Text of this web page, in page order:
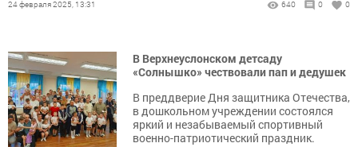
24 февраля 2025, 13:31 640 0 0
В Верхнеуслонском детсаду
«Солнышко» чествовали пап и дедушек
В преддверие Дня защитника Отечества,
в дошкольном учреждении состоялся
яркий и незабываемый спортивный
военно-патриотический праздник.